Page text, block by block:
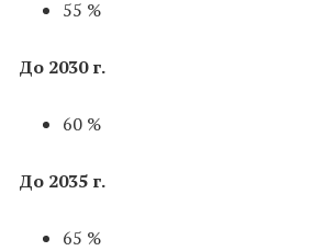
55 %
До 2030 г.
60 %
До 2035 г.
65 %